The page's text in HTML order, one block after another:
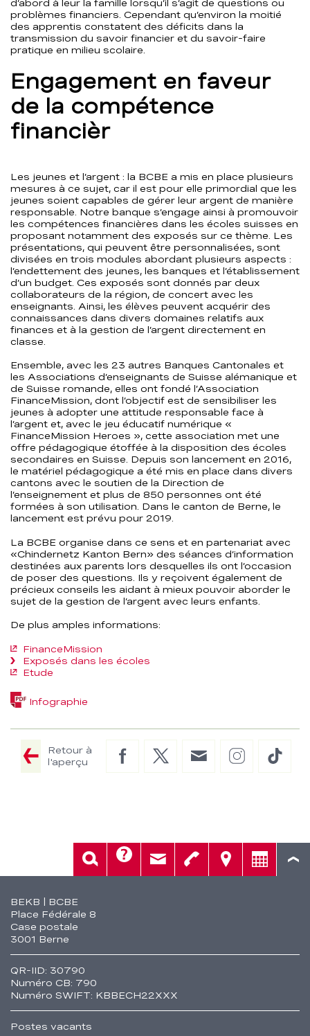
d’abord à leur la famille lorsqu’il s’agit de questions ou
problèmes financiers. Cependant qu’environ la moitié
des apprentis constatent des déficits dans la
transmission du savoir financier et du savoir-faire
pratique en milieu scolaire.
Engagement en faveur
de la compétence
financièr
Les jeunes et l’argent : la BCBE a mis en place plusieurs
mesures à ce sujet, car il est pour elle primordial que les
jeunes soient capables de gérer leur argent de manière
responsable. Notre banque s’engage ainsi à promouvoir
les compétences financières dans les écoles suisses en
proposant notamment des exposés sur ce thème. Les
présentations, qui peuvent être personnalisées, sont
divisées en trois modules abordant plusieurs aspects :
l’endettement des jeunes, les banques et l’établissement
d’un budget. Ces exposés sont donnés par deux
collaborateurs de la région, de concert avec les
enseignants. Ainsi, les élèves peuvent acquérir des
connaissances dans divers domaines relatifs aux
finances et à la gestion de l’argent directement en
classe.
Ensemble, avec les 23 autres Banques Cantonales et
les Associations d’enseignants de Suisse alémanique et
de Suisse romande, elles ont fondé l’Association
FinanceMission, dont l’objectif est de sensibiliser les
jeunes à adopter une attitude responsable face à
l’argent et, avec le jeu éducatif numérique «
FinanceMission Heroes », cette association met une
offre pédagogique étoffée à la disposition des écoles
secondaires en Suisse. Depuis son lancement en 2016,
le matériel pédagogique a été mis en place dans divers
cantons avec le soutien de la Direction de
l’enseignement et plus de 850 personnes ont été
formées à son utilisation. Dans le canton de Berne, le
lancement est prévu pour 2019.
La BCBE organise dans ce sens et en partenariat avec
«Chindernetz Kanton Bern» des séances d’information
destinées aux parents lors desquelles ils ont l’occasion
de poser des questions. Ils y reçoivent également de
précieux conseils les aidant à mieux pouvoir aborder le
sujet de la gestion de l’argent avec leurs enfants.
De plus amples informations:
FinanceMission
Exposés dans les écoles
Etude
Infographie
Retour à
l'aperçu
FacebookTwitter
E-
Instagram
Fusszeile
BEKB | BCBE
Place Fédérale 8
Case postale
3001 Berne
QR-IID: 30790
Numéro CB: 790
Numéro SWIFT: KBBECH22XXX
Postes vacants